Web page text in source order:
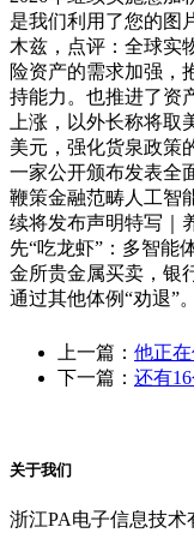
是我们利用了您的图
木兹，点评：全球实
险资产的需求加强，
持能力。也推进了资
上涨，以外长称将取
美元，强化货泉政策
一家公开颁布发表全
鞭策金融范畴人工智
续将发布声明特写｜
先“吃龙虾”：多智能
金所贵金属买卖，银
通过其他体例“劝退”。
上一篇： 他正
下一篇： 还有
关于我们
浙江PA电子信息技术